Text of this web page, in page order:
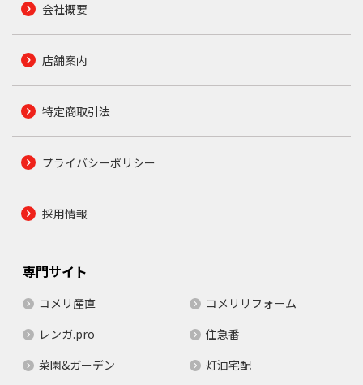
会社概要
店舗案内
特定商取引法
プライバシーポリシー
採用情報
専門サイト
コメリ産直
コメリリフォーム
レンガ.pro
住急番
菜園&ガーデン
灯油宅配